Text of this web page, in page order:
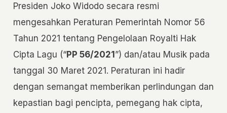
Presiden Joko Widodo secara resmi
mengesahkan Peraturan Pemerintah Nomor 56
Tahun 2021 tentang Pengelolaan Royalti Hak
Cipta Lagu (“PP 56/2021”) dan/atau Musik pada
tanggal 30 Maret 2021. Peraturan ini hadir
dengan semangat memberikan perlindungan dan
kepastian bagi pencipta, pemegang hak cipta,